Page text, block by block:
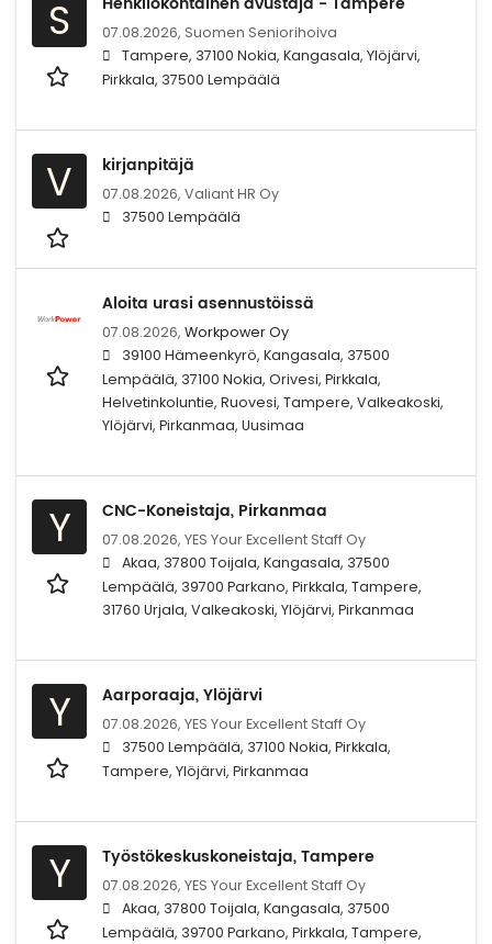
S 07.08.2026, Suomen Seniorihoiva
Tampere, 37100 Nokia, Kangasala, Ylöjärvi,
Pirkkala, 37500 Lempäälä
V kirjanpitäjä
07.08.2026, Valiant HR Oy
37500 Lempäälä
Aloita urasi asennustöissä
07.08.2026, Workpower Oy
39100 Hämeenkyrö, Kangasala, 37500
Lempäälä, 37100 Nokia, Orivesi, Pirkkala,
Helvetinkoluntie, Ruovesi, Tampere, Valkeakoski,
Ylöjärvi, Pirkanmaa, Uusimaa
Y CNC-Koneistaja, Pirkanmaa
07.08.2026, YES Your Excellent Staff Oy
Akaa, 37800 Toijala, Kangasala, 37500
Lempäälä, 39700 Parkano, Pirkkala, Tampere,
31760 Urjala, Valkeakoski, Ylöjärvi, Pirkanmaa
Y Aarporaaja, Ylöjärvi
07.08.2026, YES Your Excellent Staff Oy
37500 Lempäälä, 37100 Nokia, Pirkkala,
Tampere, Ylöjärvi, Pirkanmaa
Y Työstökeskuskoneistaja, Tampere
07.08.2026, YES Your Excellent Staff Oy
Akaa, 37800 Toijala, Kangasala, 37500
Lempäälä, 39700 Parkano, Pirkkala, Tampere,